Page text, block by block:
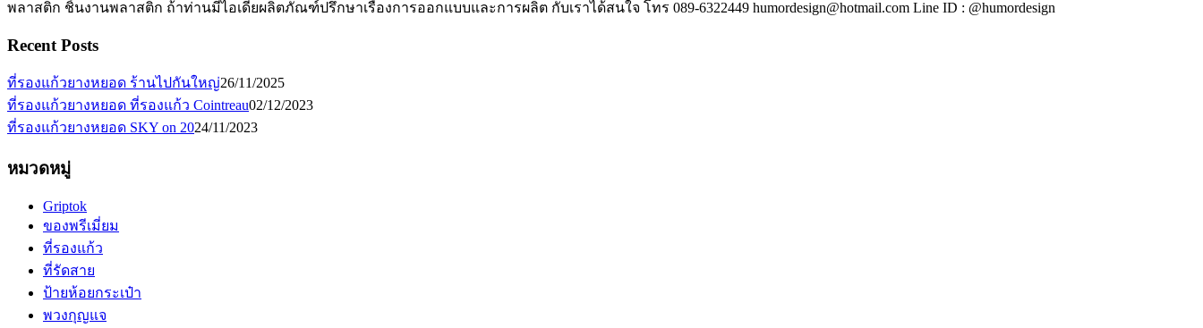
พลาสติก ชิ้นงานพลาสติก ถ้าท่านมีไอเดียผลิตภัณฑ์ปรึกษาเรื่องการออกแบบและการผลิต กับเราได้สนใจ โทร 089-6322449 humordesign@hotmail.com Line ID : @humordesign
Recent Posts
ที่รองแก้วยางหยอด ร้านไปกันใหญ่26/11/2025
ที่รองแก้วยางหยอด ที่รองแก้ว Cointreau02/12/2023
ที่รองแก้วยางหยอด SKY on 2024/11/2023
หมวดหมู่
Griptok
ของพรีเมี่ยม
ที่รองแก้ว
ที่รัดสาย
ป้ายห้อยกระเป๋า
พวงกุญแจ